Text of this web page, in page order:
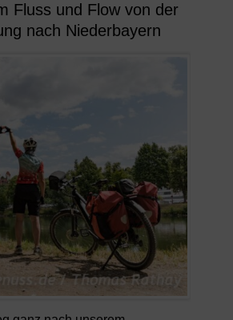
Fluss und Flow von der
nach Niederbayern